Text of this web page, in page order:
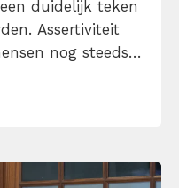
duidelijk teken
Assertiviteit
nog steeds
draait juist